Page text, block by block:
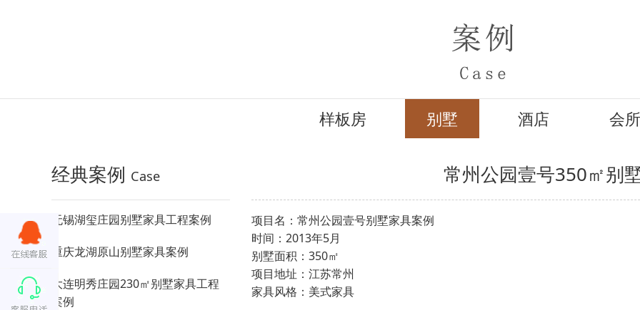
样板房 别墅 酒店 会所
经典案例 Case
无锡湖玺庄园别墅家具工程案例
重庆龙湖原山别墅家具案例
大连明秀庄园230㎡别墅家具工程
案例
常州公园壹号350㎡别
项目名：常州公园壹号别墅家具案例
时间：2013年5月
别墅面积：350㎡
项目地址：江苏常州
家具风格：美式家具